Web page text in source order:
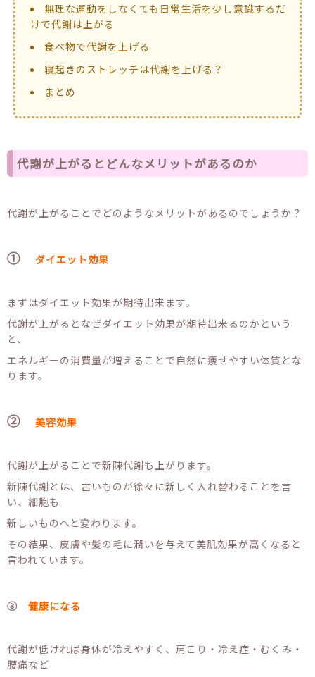
無理な運動をしなくても日常生活を少し意識するだ
けで代謝は上がる
食べ物で代謝を上げる
寝起きのストレッチは代謝を上げる？
まとめ
代謝が上がるとどんなメリットがあるのか
代謝が上がることでどのようなメリットがあるのでしょうか？
① ダイエット効果
まずはダイエット効果が期待出来ます。
代謝が上がるとなぜダイエット効果が期待出来るのかという
と、
エネルギーの消費量が増えることで自然に痩せやすい体質とな
ります。
② 美容効果
代謝が上がることで新陳代謝も上がります。
新陳代謝とは、古いものが徐々に新しく入れ替わることを言
い、細胞も
新しいものへと変わります。
その結果、皮膚や髪の毛に潤いを与えて美肌効果が高くなると
言われています。
③ 健康になる
代謝が低ければ身体が冷えやすく、肩こり・冷え症・むくみ・
腰痛など